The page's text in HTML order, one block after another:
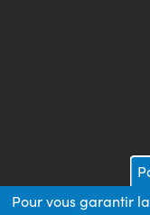
Pour vous garantir